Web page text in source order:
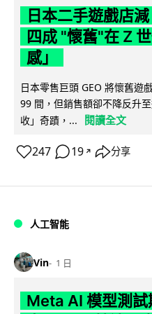
日本二手遊戲店
四成 "懷舊"在 Z
感」
日本零售巨頭 GEO 將懷舊遊
99 間，但銷售額卻不降反升
收」奇蹟，...
閱讀全文
247 19 ↗ 分享
人工智能
Vin 1 日
Meta AI 模型測